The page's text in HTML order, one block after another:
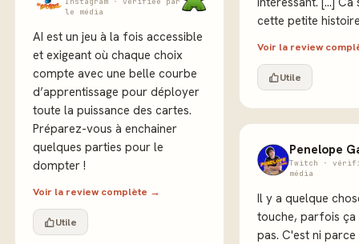
le média
AI est un jeu à la fois accessible
et exigeant où chaque choix
compte avec une belle courbe
d’apprentissage pour déployer
toute la puissance des cartes.
Préparez-vous à enchainer
quelques parties pour le
dompter !
Voir la review complète →
Utile
cette petite
Voir la review
Utile
Penelope
Twitch ·
média
Il y a quelque
touche, parfois ça
pas. C'est ni